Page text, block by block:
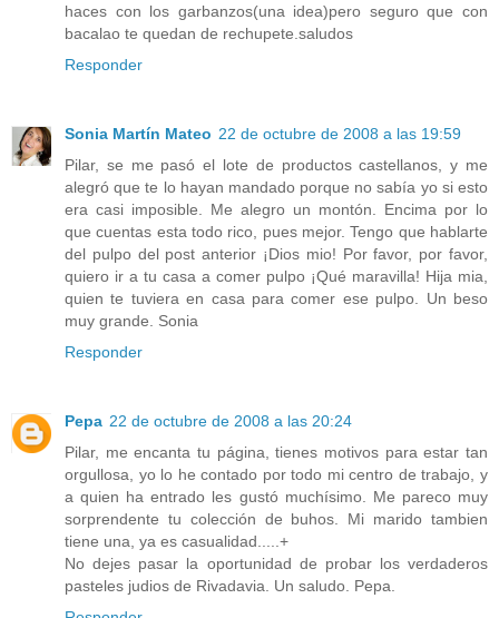
haces con los garbanzos(una idea)pero seguro que con
bacalao te quedan de rechupete.saludos
Responder
Sonia Martín Mateo 22 de octubre de 2008 a las 19:59
Pilar, se me pasó el lote de productos castellanos, y me
alegró que te lo hayan mandado porque no sabía yo si esto
era casi imposible. Me alegro un montón. Encima por lo
que cuentas esta todo rico, pues mejor. Tengo que hablarte
del pulpo del post anterior ¡Dios mio! Por favor, por favor,
quiero ir a tu casa a comer pulpo ¡Qué maravilla! Hija mia,
quien te tuviera en casa para comer ese pulpo. Un beso
muy grande. Sonia
Responder
Pepa 22 de octubre de 2008 a las 20:24
Pilar, me encanta tu página, tienes motivos para estar tan
orgullosa, yo lo he contado por todo mi centro de trabajo, y
a quien ha entrado les gustó muchísimo. Me pareco muy
sorprendente tu colección de buhos. Mi marido tambien
tiene una, ya es casualidad.....+
No dejes pasar la oportunidad de probar los verdaderos
pasteles judios de Rivadavia. Un saludo. Pepa.